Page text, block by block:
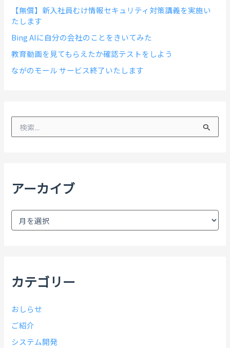
【無償】新入社員むけ情報セキュリティ対策講義を実施い
たします
Bing AIに自分の会社のことをきいてみた
教育動画を見てもらえたか確認テストをしよう
ながのモール サービス終了いたします
アーカイブ
ア
カテゴリー
おしらせ
ご紹介
システム開発